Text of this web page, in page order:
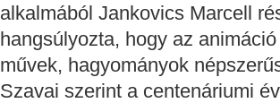
alkalmából Jankovics Marcell
hangsúlyozta, hogy az
művek, hagyományok
Szavai szerint a centenáriumi